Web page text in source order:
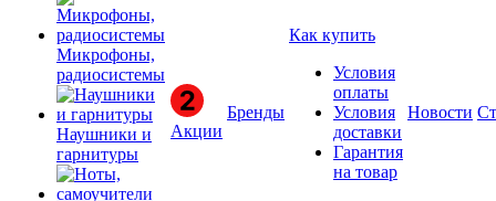
Микрофоны,
радиосистемы
Наушники и
гарнитуры
Акции
Бренды
Как купить
Условия
оплаты
Условия
доставки
Гарантия
на товар
Новости